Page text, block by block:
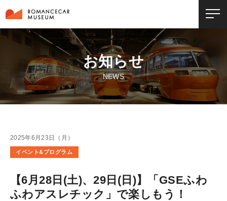
お知らせ
NEWS
2025年6月23日（月）
イベント&プログラム
【6月28日(土)、29日(日)】「GSEふわ
ふわアスレチック」で楽しもう！